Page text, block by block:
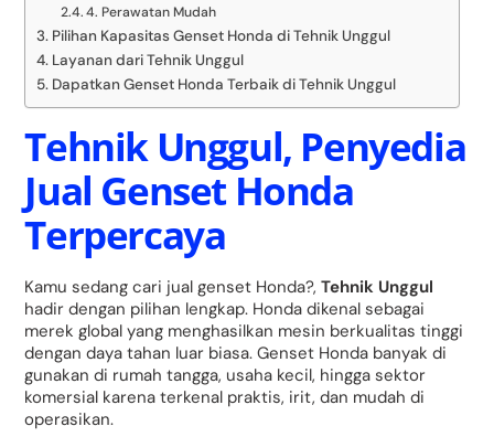
4. Perawatan Mudah
Pilihan Kapasitas Genset Honda di Tehnik Unggul
Layanan dari Tehnik Unggul
Dapatkan Genset Honda Terbaik di Tehnik Unggul
Tehnik Unggul, Penyedia
Jual Genset Honda
Terpercaya
Kamu sedang cari jual genset Honda?,Tehnik Unggul
hadir dengan pilihan lengkap. Honda dikenal sebagai
merek global yang menghasilkan mesin berkualitas tinggi
dengan daya tahan luar biasa. Genset Honda banyak di
gunakan di rumah tangga, usaha kecil, hingga sektor
komersial karena terkenal praktis, irit, dan mudah di
operasikan.